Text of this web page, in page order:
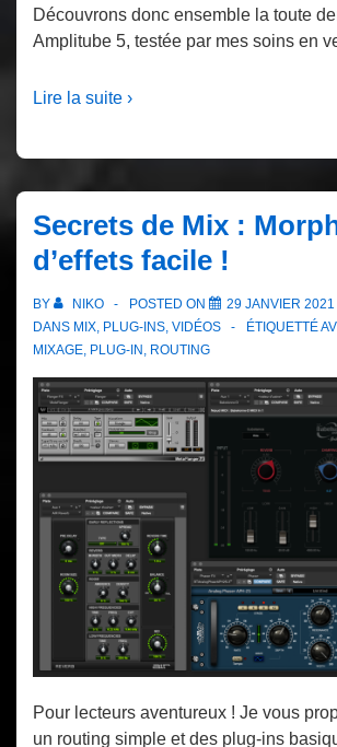
Découvrons donc ensemble la toute
Amplitube 5, testée par mes soins en
Lire la suite ›
Secrets de Mix :
d’effets facile !
BY NIKO POSTED ON 29 JANVIER 2021
DANS MIX PLUG-INS VIDÉOS ÉTIQUETTÉ
MIXAGE PLUG-IN ROUTING
Pour lecteurs aventureux ! Je vous
un routing simple et des plug-ins